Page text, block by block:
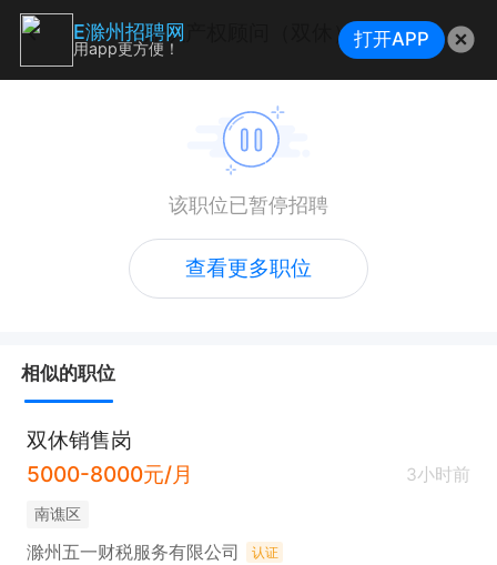
知识产权顾问（双休）
该职位已暂停招聘
查看更多职位
相似的职位
双休销售岗
5000-8000元/月
3小时前
南谯区
滁州五一财税服务有限公司 认证
E滁州招聘网
用app更方便！ 打开APP